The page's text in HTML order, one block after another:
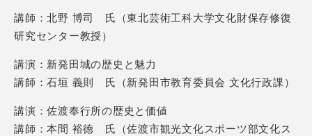
講師：北野 博司 氏（東北芸術工科大学文化財保存修復
研究センター教授）
講演：新発田城の歴史と魅力
講師：石垣 義則 氏（新発田市教育委員会 文化行政課）
講演：佐渡奉行所の歴史と価値
講師：本間 裕徳 氏（佐渡市観光文化スポーツ部文化ス